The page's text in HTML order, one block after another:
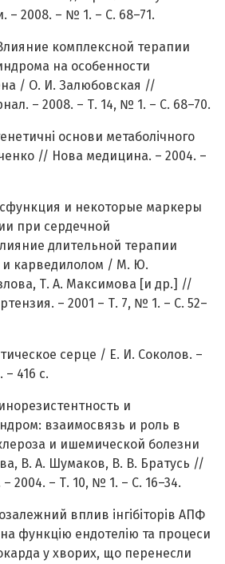
– 2008. – № 1. – С. 68–71.
комплексной терапии
на особенности
/ О. И. Залюбовская //
– 2008. – Т. 14, № 1. – С. 68–70.
основи метаболічного
// Нова медицина. – 2004. –
и некоторые маркеры
при сердечной
длительной терапии
карведилолом / М. Ю.
Т. А. Максимова [и др.] //
– 2001 – Т. 7, № 1. – С. 52–
серце / Е. И. Соколов. –
416 с.
и
взаимосвязь и роль в
и ишемической болезни
В. А. Шумаков, В. В. Братусь //
2004. – Т. 10, № 1. – С. 16–34.
вплив інгібіторів АПФ
функцію ендотелію та процеси
у хворих, що перенесли